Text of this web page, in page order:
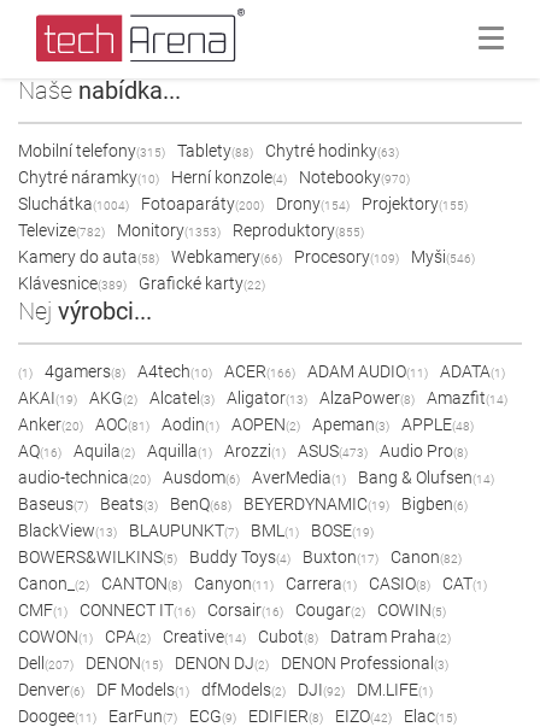
Naše nabídka...
Mobilní telefony(315) Tablety(88) Chytré hodinky(63)
Chytré náramky(10) Herní konzole(4) Notebooky(970)
Sluchátka(1004) Fotoaparáty(200) Drony(154) Projektory(155)
Televize(782) Monitory(1353) Reproduktory(855)
Kamery do auta(58) Webkamery(66) Procesory(109) Myši(546)
Klávesnice(389) Grafické karty(22)
Nej výrobci...
(1) 4gamers(8) A4tech(10) ACER(166) ADAM AUDIO(11) ADATA(1)
AKAI(19) AKG(2) Alcatel (3) Aligator(13) AlzaPower(8) Amazfit(14)
Anker(20) AOC(81) Aodin(1) AOPEN(2) Apeman(3) APPLE(48)
AQ(16) Aquila(2) Aquilla(1) Arozzi(1) ASUS(473) Audio Pro(8)
audio-technica(20) Ausdom(6) AverMedia(1) Bang & Olufsen(14)
Baseus(7) Beats(3) BenQ(68) BEYERDYNAMIC(19) Bigben(6)
BlackView(13) BLAUPUNKT(7) BML (1) BOSE(19)
BOWERS&WILKINS(5) Buddy Toys(4) Buxton(17) Canon(82)
Canon_ (2) CANTON(8) Canyon(11) Carrera(1) CASIO(8) CAT(1)
CMF(1) CONNECT IT(16) Corsair(16) Cougar(2) COWIN(5)
COWON(1) CPA(2) Creative(14) Cubot(8) Datram Praha(2)
Dell (207) DENON(15) DENON DJ(2) DENON Professional (3)
Denver(6) DF Models(1) dfModels(2) DJI(92) DM.LIFE(1)
Doogee(11) EarFun(7) ECG(9) EDIFIER(8) EIZO(42) Elac(15)